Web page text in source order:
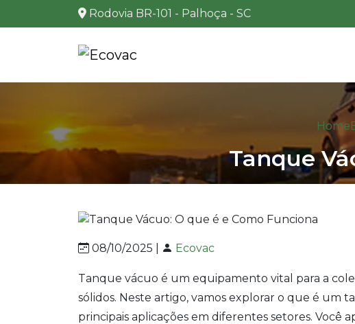
Rodovia BR-101 - Palhoça - SC
Home
Tanque
08/10/2025 | Ecovac
Tanque vácuo é um equipamento vital para a
sólidos. Neste artigo, vamos explorar o que é um
principais aplicações em diferentes setores. Você